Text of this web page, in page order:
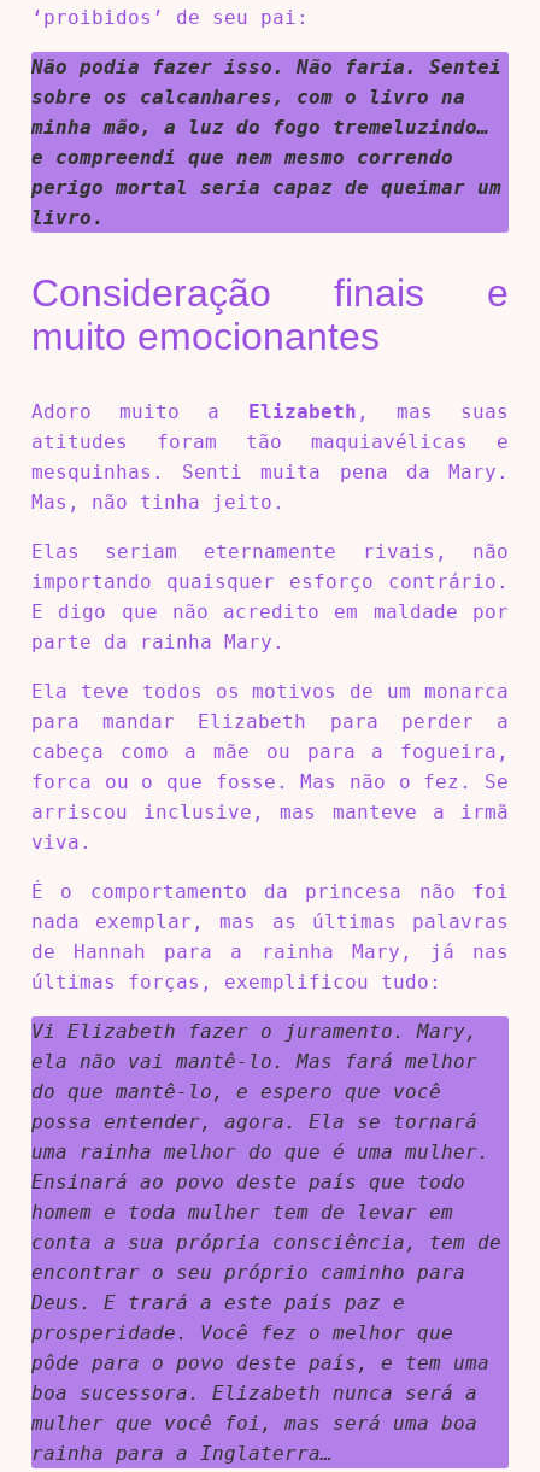
‘proibidos’ de seu pai:
Não podia fazer isso. Não faria. Sentei
sobre os calcanhares, com o livro na
minha mão, a luz do fogo tremeluzindo…
e compreendi que nem mesmo correndo
perigo mortal seria capaz de queimar um
livro .
Consideração finais e
muito emocionantes
Adoro muito a Elizabeth , mas suas
atitudes foram tão maquiavélicas e
mesquinhas. Senti muita pena da Mary.
Mas, não tinha jeito.
Elas seriam eternamente rivais, não
importando quaisquer esforço contrário.
E digo que não acredito em maldade por
parte da rainha Mary.
Ela teve todos os motivos de um monarca
para mandar Elizabeth para perder a
cabeça como a mãe ou para a fogueira,
forca ou o que fosse. Mas não o fez. Se
arriscou inclusive, mas manteve a irmã
viva.
É o comportamento da princesa não foi
nada exemplar, mas as últimas palavras
de Hannah para a rainha Mary, já nas
últimas forças, exemplificou tudo:
Vi Elizabeth fazer o juramento. Mary,
ela não vai mantê-lo. Mas fará melhor
do que mantê-lo, e espero que você
possa entender, agora. Ela se tornará
uma rainha melhor do que é uma mulher.
Ensinará ao povo deste país que todo
homem e toda mulher tem de levar em
conta a sua própria consciência, tem de
encontrar o seu próprio caminho para
Deus. E trará a este país paz e
prosperidade. Você fez o melhor que
pôde para o povo deste país, e tem uma
boa sucessora. Elizabeth nunca será a
mulher que você foi, mas será uma boa
rainha para a Inglaterra…